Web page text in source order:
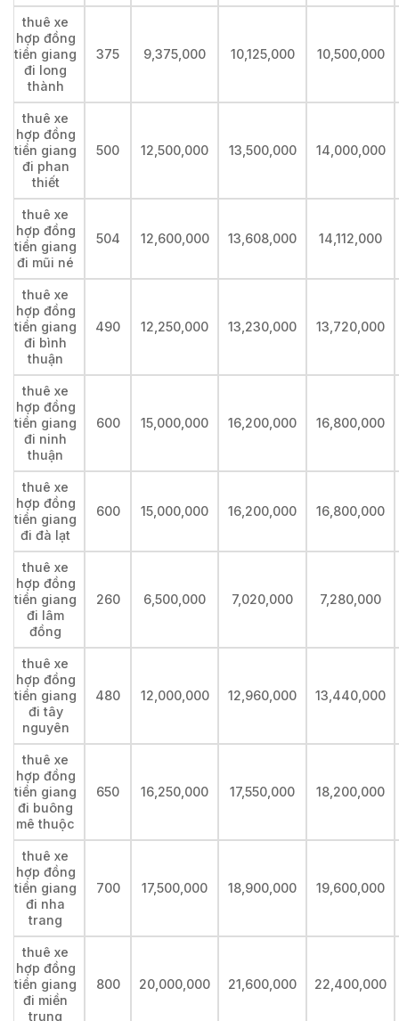
thuê xe
hợp đồng
tiền giang
đi long
thành
375 9,375,000 10,125,000 10,500,000
thuê xe
hợp đồng
tiền giang
đi phan
thiết
500 12,500,000 13,500,000 14,000,000
thuê xe
hợp đồng
tiền giang
đi mũi né
504 12,600,000 13,608,000 14,112,000
thuê xe
hợp đồng
tiền giang
đi bình
thuận
490 12,250,000 13,230,000 13,720,000
thuê xe
hợp đồng
tiền giang
đi ninh
thuận
600 15,000,000 16,200,000 16,800,000
thuê xe
hợp đồng
tiền giang
đi đà lạt
600 15,000,000 16,200,000 16,800,000
thuê xe
hợp đồng
tiền giang
đi lâm
đồng
260 6,500,000 7,020,000 7,280,000
thuê xe
hợp đồng
tiền giang
đi tây
nguyên
480 12,000,000 12,960,000 13,440,000
thuê xe
hợp đồng
tiền giang
đi buông
mê thuộc
650 16,250,000 17,550,000 18,200,000
thuê xe
hợp đồng
tiền giang
đi nha
trang
700 17,500,000 18,900,000 19,600,000
thuê xe
hợp đồng
tiền giang
đi miền
trung
800 20,000,000 21,600,000 22,400,000